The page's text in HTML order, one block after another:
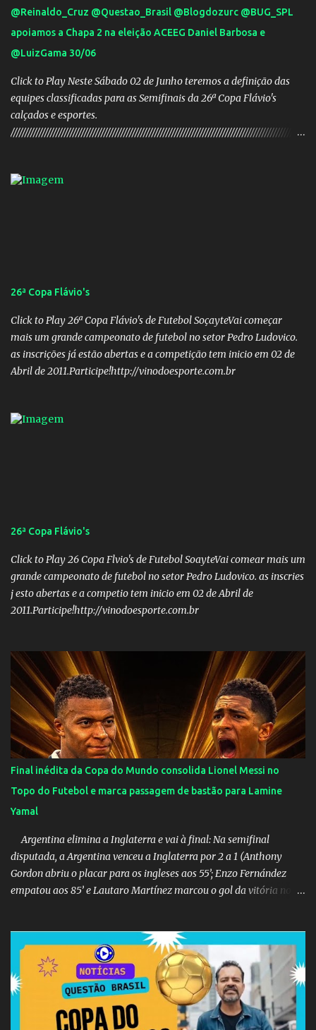
@Reinaldo_Cruz @Questao_Brasil @Blogdozurc @BUG_SPL
apoiamos a Chapa 2 na eleição ACEEG Daniel Barbosa e
@LuizGama 30/06
Click to Play Neste Sábado 02 de Junho teremos a definição das
equipes classificadas para as Semifinais da 26ª Copa Flávio's
calçados e esportes.
////////////////////////////////////////////////////////////////////////////////////////////////////////
dos Santos Veículo: Rádio 730 TESOUREIRO Nome: Cleison
Castro Lino Veículo: TV Anhanguera Membro 03: Nome: Adolfo
Campos Filho Veículo: Rádio Difusora SUPLENTES: Membro 01:
Nome: Victor Hugo de Araújo Veículo: Equipe do Mané Membro
02: Nome: Custódio Ricardo soares Teixeira Veículo: Rádio ...
26ª Copa Flávio's
Click to Play 26ª Copa Flávio's de Futebol SoçayteVai começar
mais um grande campeonato de futebol no setor Pedro Ludovico.
as inscrições já estão abertas e a competição tem inicio em 02 de
Abril de 2011.Participe!http://vinodoesporte.com.br
26ª Copa Flávio's
Click to Play 26 Copa Flvio's de Futebol SoayteVai comear mais um
grande campeonato de futebol no setor Pedro Ludovico. as inscries
j esto abertas e a competio tem inicio em 02 de Abril de
2011.Participe!http://vinodoesporte.com.br
Final inédita da Copa do Mundo consolida Lionel Messi no
Topo do Futebol e marca passagem de bastão para Lamine
Yamal
Argentina elimina a Inglaterra e vai à final: Na semifinal
disputada, a Argentina venceu a Inglaterra por 2 a 1 (Anthony
Gordon abriu o placar para os ingleses aos 55’; Enzo Fernández
empatou aos 85’ e Lautaro Martínez marcou o gol da vitória nos
Inglaterra durante o jogo.